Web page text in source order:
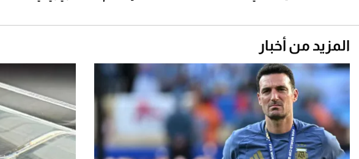
المزيد من أخبار